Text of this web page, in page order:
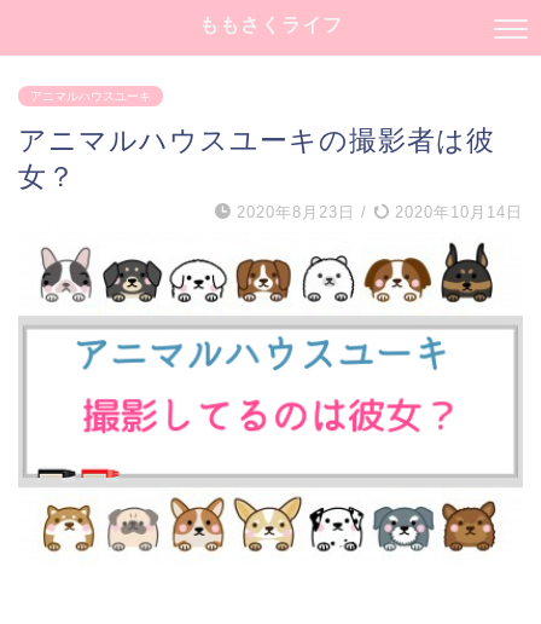
ももさくライフ
アニマルハウスユーキ
アニマルハウスユーキの撮影者は彼
女？
2020年8月23日 / 2020年10月14日